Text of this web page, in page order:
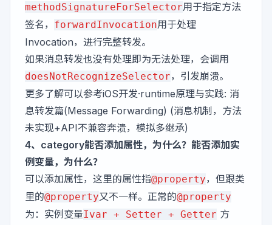
methodSignatureForSelector用于指定方法
签名， forwardInvocation用于处理
Invocation，进行完整转发。
如果消息转发也没有处理即为无法处理，会调用
doesNotRecognizeSelector，引发崩溃。
更多了解可以参考iOS开发·runtime原理与实践: 消
息转发篇(Message Forwarding) (消息机制，方法
未实现+API不兼容奔溃，模拟多继承)
4、category能否添加属性，为什么？能否添加实
例变量，为什么？
可以添加属性，这里的属性指@property，但跟类
里的@property又不一样。正常的@property
为：实例变量Ivar + Setter + Getter 方